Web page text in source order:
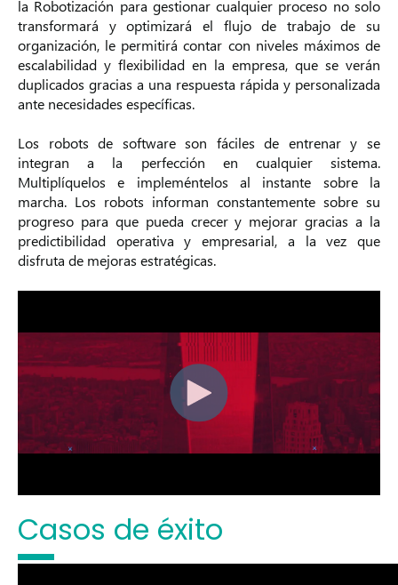
la Robotización para gestionar cualquier proceso no solo
transformará y optimizará el flujo de trabajo de su
organización, le permitirá contar con niveles máximos de
escalabilidad y flexibilidad en la empresa, que se verán
duplicados gracias a una respuesta rápida y personalizada
ante necesidades específicas.
Los robots de software son fáciles de entrenar y se
integran a la perfección en cualquier sistema.
Multiplíquelos e impleméntelos al instante sobre la
marcha. Los robots informan constantemente sobre su
progreso para que pueda crecer y mejorar gracias a la
predictibilidad operativa y empresarial, a la vez que
disfruta de mejoras estratégicas.
Casos de éxito